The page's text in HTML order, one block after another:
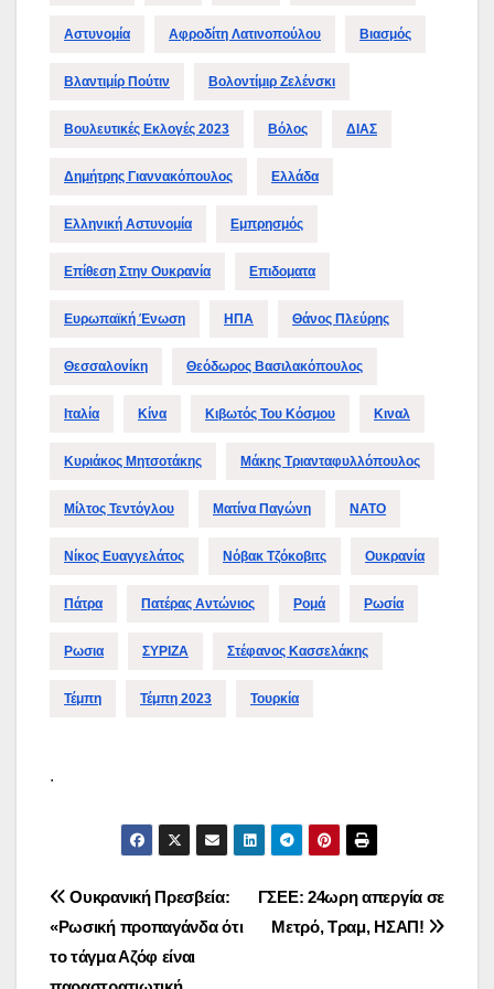
Αστυνομία Αφροδίτη Λατινοπούλου Βιασμός
Βλαντιμίρ Πούτιν Βολοντίμιρ Ζελένσκι
Βουλευτικές Εκλογές 2023 Βόλος ΔΙΑΣ
Δημήτρης Γιαννακόπουλος Ελλάδα
Ελληνική Αστυνομία Εμπρησμός
Επίθεση Στην Ουκρανία Επιδοματα
Ευρωπαϊκή Ένωση ΗΠΑ Θάνος Πλεύρης
Θεσσαλονίκη Θεόδωρος Βασιλακόπουλος
Ιταλία Κίνα Κιβωτός Του Κόσμου Κιναλ
Κυριάκος Μητσοτάκης Μάκης Τριανταφυλλόπουλος
Μίλτος Τεντόγλου Ματίνα Παγώνη ΝΑΤΟ
Νίκος Ευαγγελάτος Νόβακ Τζόκοβιτς Ουκρανία
Πάτρα Πατέρας Αντώνιος Ρομά Ρωσία
Ρωσια ΣΥΡΙΖΑ Στέφανος Κασσελάκης
Τέμπη Τέμπη 2023 Τουρκία
.
Πλοήγηση
άρθρων
ΓΣΕΕ: 24ωρη απεργία σε
Μετρό, Τραμ, ΗΣΑΠ!
Ουκρανική Πρεσβεία:
«Ρωσική προπαγάνδα ότι
το τάγμα Αζόφ είναι